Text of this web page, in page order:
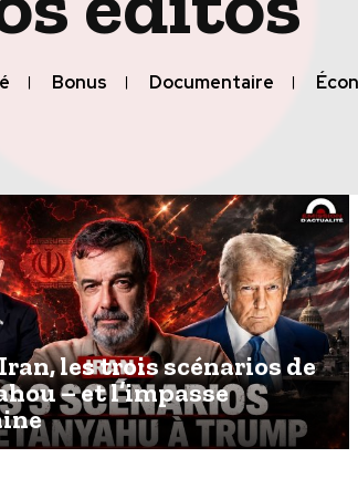
Bonus Documentaire
les trois scénarios de
– et l’impasse